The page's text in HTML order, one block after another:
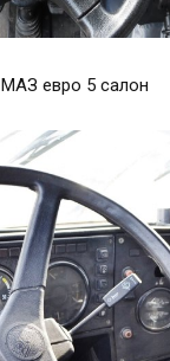
МАЗ евро 5 салон